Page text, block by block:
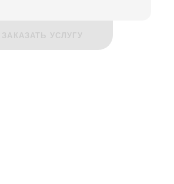
ЗАКАЗАТЬ УСЛУГУ